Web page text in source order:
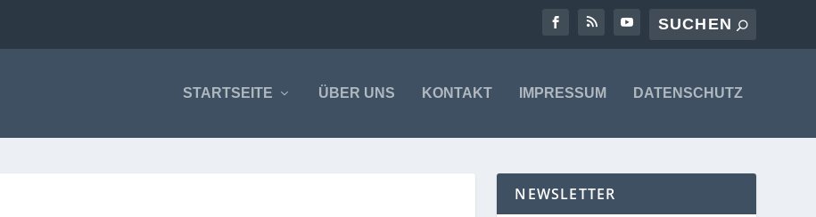
STARTSEITE ÜBER UNS KONTAKT IMPRESSUM DATENSCHUTZ
NEWSLETTER